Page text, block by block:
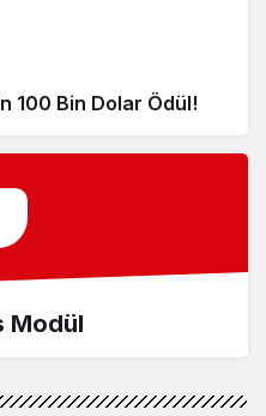
100 Bin Dolar Ödül!
Modül